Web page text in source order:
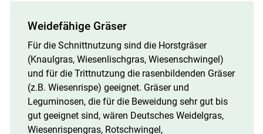
Weidefähige Gräser
Für die Schnittnutzung sind die Horstgräser
(Knaulgras, Wiesenlischgras, Wiesenschwingel)
und für die Trittnutzung die rasenbildenden Gräser
(z.B. Wiesenrispe) geeignet. Gräser und
Leguminosen, die für die Beweidung sehr gut bis
gut geeignet sind, wären Deutsches Weidelgras,
Wiesenrispengras, Rotschwingel,